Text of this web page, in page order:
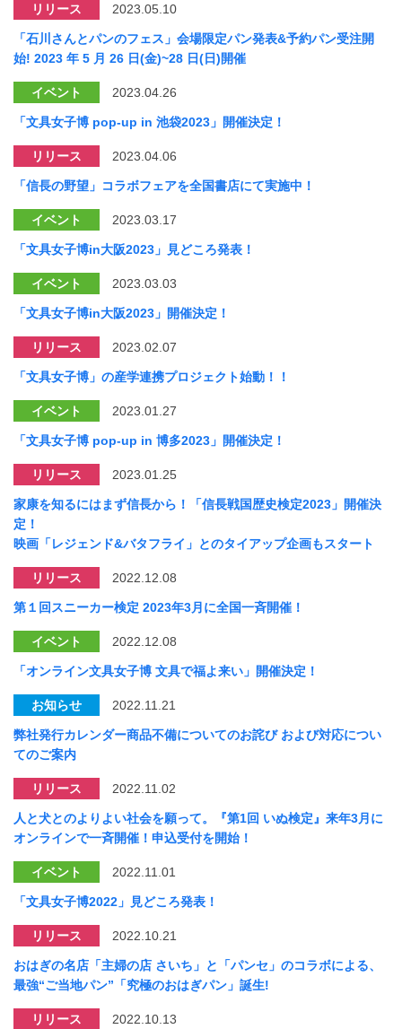
リリース 2023.05.10
「石川さんとパンのフェス」会場限定パン発表&予約パン受注開
始! 2023 年 5 月 26 日(金)~28 日(日)開催
イベント 2023.04.26
「文具女子博 pop-up in 池袋2023」開催決定！
リリース 2023.04.06
「信長の野望」コラボフェアを全国書店にて実施中！
イベント 2023.03.17
「文具女子博in大阪2023」見どころ発表！
イベント 2023.03.03
「文具女子博in大阪2023」開催決定！
リリース 2023.02.07
「文具女子博」の産学連携プロジェクト始動！！
イベント 2023.01.27
「文具女子博 pop-up in 博多2023」開催決定！
リリース 2023.01.25
家康を知るにはまず信長から！「信長戦国歴史検定2023」開催決
定！
映画「レジェンド&バタフライ」とのタイアップ企画もスタート
リリース 2022.12.08
第１回スニーカー検定 2023年3月に全国一斉開催！
イベント 2022.12.08
「オンライン文具女子博 文具で福よ来い」開催決定！
お知らせ 2022.11.21
弊社発行カレンダー商品不備についてのお詫び および対応につい
てのご案内
リリース 2022.11.02
⼈と⽝とのよりよい社会を願って。『第1回 いぬ検定』来年3⽉に
オンラインで⼀⻫開催！申込受付を開始！
イベント 2022.11.01
「文具女子博2022」見どころ発表！
リリース 2022.10.21
おはぎの名店「主婦の店 さいち」と「パンセ」のコラボによる、
最強“ご当地パン”「究極のおはぎパン」誕生!
リリース 2022.10.13